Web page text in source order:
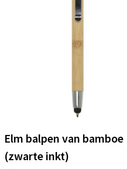
Elm balpen van bamboe
(zwarte inkt)